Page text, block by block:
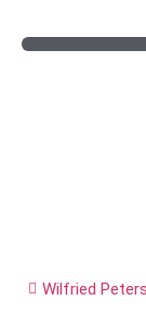
Wilfried Peters